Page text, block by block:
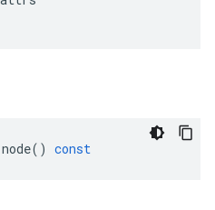
node() const